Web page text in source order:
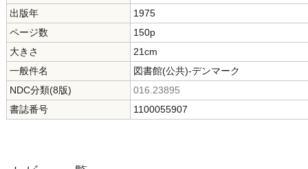
出版年
1975
ページ数
150p
大きさ
21cm
一般件名
図書館(公共)-デンマーク
NDC分類(8版)
016.23895
書誌番号
1100055907